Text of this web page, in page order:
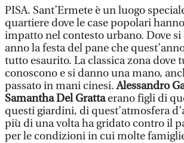
PISA. Sant’Ermete è un luogo
quartiere dove le case popolari
impatto nel contesto urbano. Dove si
anno la festa del pane che
tutto esaurito. La classica zona dove
conoscono e si danno una mano,
passato in mani cinesi.Alessandro
Samantha Del Grattaerano figli di
questi giardini, di quest’atmosfera
più di una volta ha gridato contro il
per le condizioni in cui molte